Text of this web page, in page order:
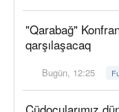
"Qarabağ"
qarşılaşacaq
Bugün, 12:25